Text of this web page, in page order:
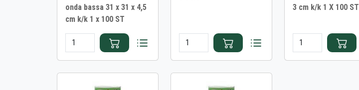
onda bassa 31 x 31 x 4,5
cm k/k 1 x 100 ST
3 cm k/k 1 X 100 ST